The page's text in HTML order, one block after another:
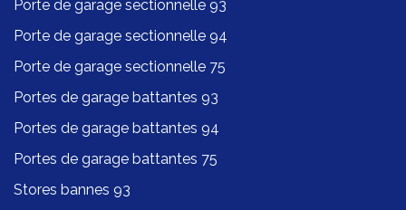
Porte de garage sectionnelle 93
Porte de garage sectionnelle 94
Porte de garage sectionnelle 75
Portes de garage battantes 93
Portes de garage battantes 94
Portes de garage battantes 75
Stores bannes 93